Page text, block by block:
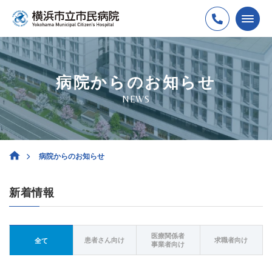
病院からのお知らせ
NEWS
病院からのお知らせ
新着情報
全て 患者さん向け
医療関係者
事業者向け
求職者向け